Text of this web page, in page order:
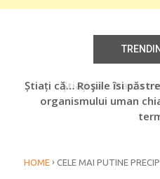
Ştiaţi că… Barza
Știați că… Roşiile îsi
organismului uman
HOME › CELE MAI PUTINE